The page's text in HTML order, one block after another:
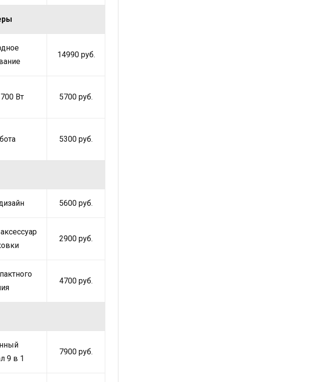
14990 руб.
Вт 5700 руб.
5300 руб.
5600 руб.
2900 руб.
4700 руб.
9 в 1
7900 руб.